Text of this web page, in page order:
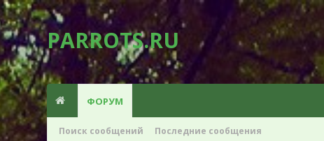
PARROTS.RU
ФОРУМ
Поиск сообщений Последние сообщения